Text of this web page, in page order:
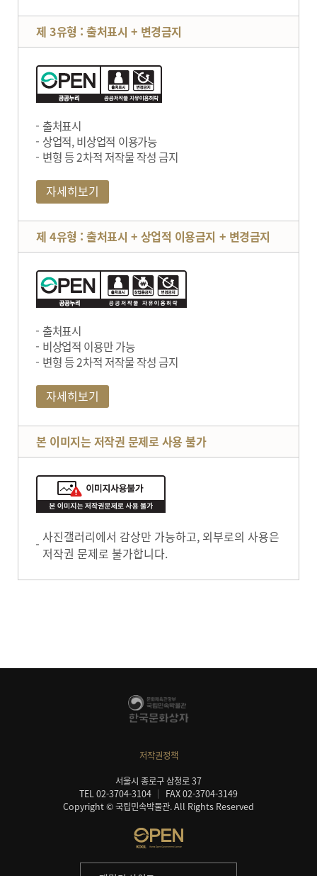
제 3유형 : 출처표시 + 변경금지
출처표시
상업적, 비상업적 이용가능
변형 등 2차적 저작물 작성 금지
자세히보기
제 4유형 : 출처표시 + 상업적 이용금지 + 변경금지
출처표시
비상업적 이용만 가능
변형 등 2차적 저작물 작성 금지
자세히보기
본 이미지는 저작권 문제로 사용 불가
사진갤러리에서 감상만 가능하고, 외부로의 사용은
저작권 문제로 불가합니다.
저작권정책
서울시 종로구 삼청로 37
TEL 02-3704-3104
FAX 02-3704-3149
Copyright © 국립민속박물관. All Rights Reserved